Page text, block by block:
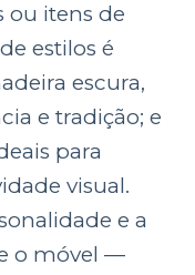
ou itens de
estilos é
escura,
e tradição; e
para
visual.
e a
o móvel —